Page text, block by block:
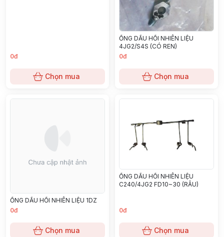
0đ
Chọn mua
ỐNG DẦU HỒI NHIÊN LIỆU
4JG2/S4S (CÓ REN)
0đ
Chọn mua
ỐNG DẦU HỒI NHIÊN LIỆU 1DZ
0đ
Chọn mua
ỐNG DẦU HỒI NHIÊN LIỆU
C240/4JG2 FD10~30 (RÂU)
0đ
Chọn mua